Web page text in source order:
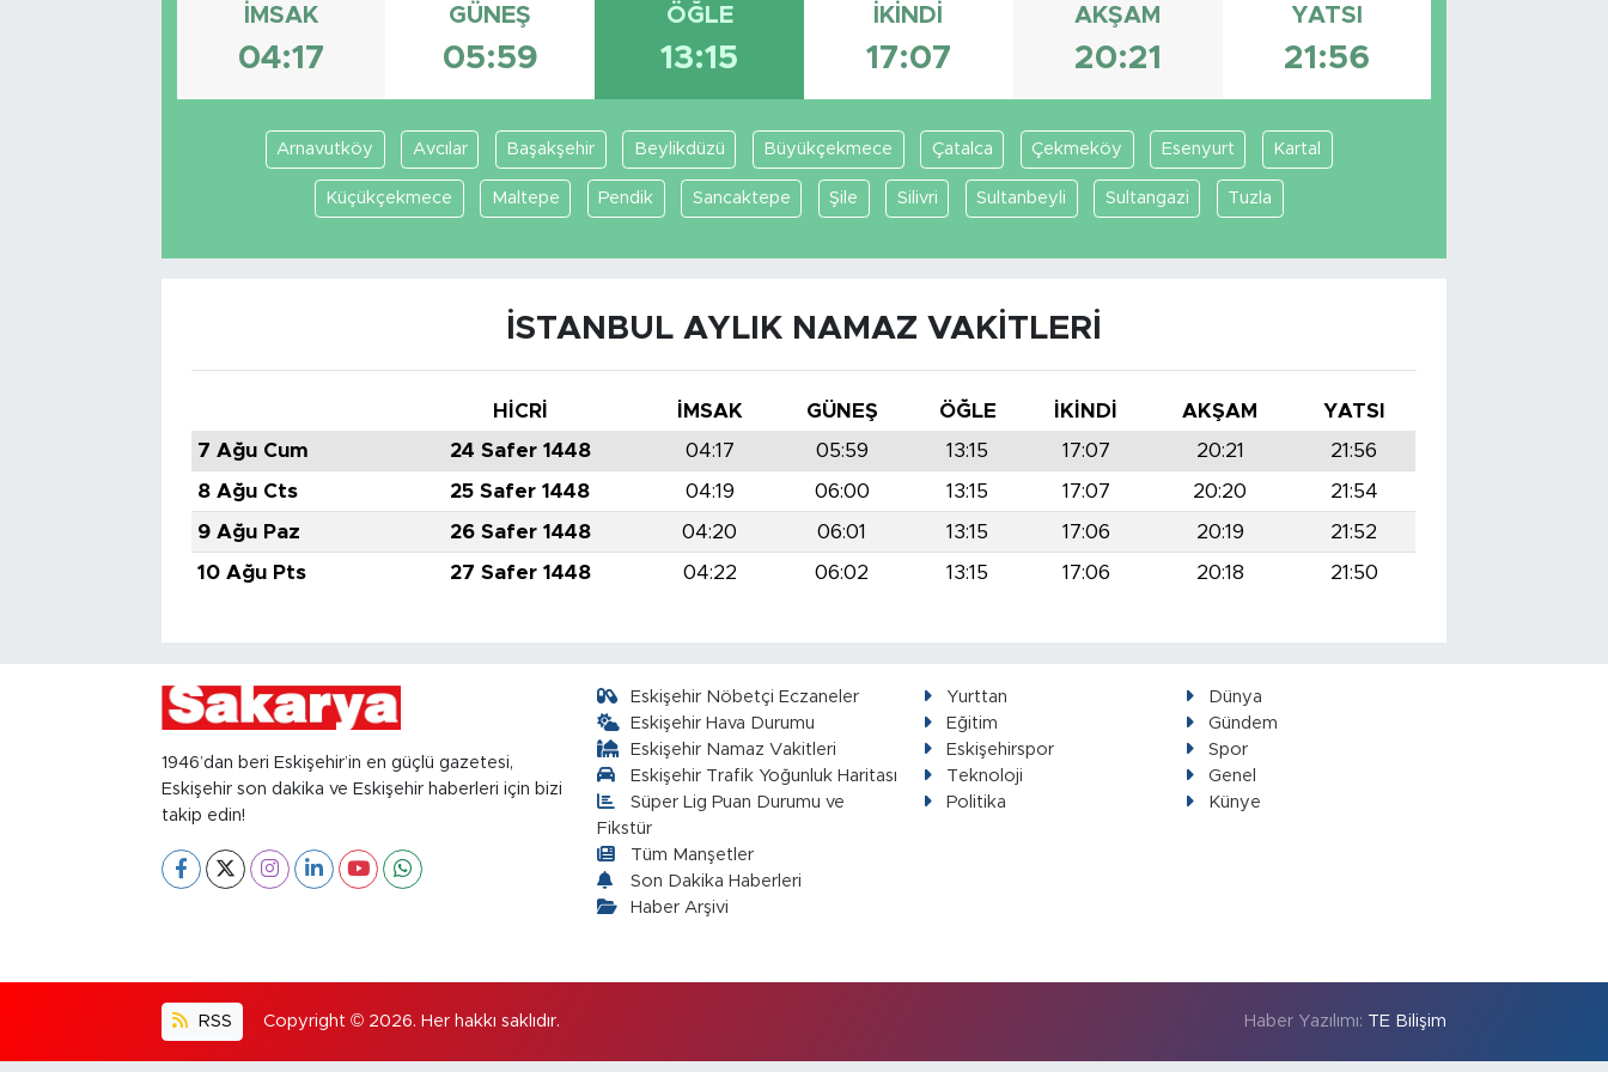
İMSAK
04:17
GÜNEŞ
05:59
ÖĞLE
13:15
İKINDI
17:07
AKŞAM
20:21
YATSI
21:56
Arnavutköy Avcılar Başakşehir Beylikdüzü Büyükçekmece Çatalca Çekmeköy Esenyurt Kartal
Küçükçekmece Maltepe Pendik Sancaktepe Şile Silivri Sultanbeyli Sultangazi Tuzla
İSTANBUL AYLIK NAMAZ VAKITLERI
HİCRİ İMSAK GÜNEŞ ÖĞLE İKINDI AKŞAM
YATSI
7 Ağu Cum
24 Safer 1448 04:17 05:59 13:15 17:07 20:21
21:56
8 Ağu Cts
25 Safer 1448 04:19 06:00 13:15 17:07 20:20
21:54
9 Ağu Paz
26 Safer 1448 04:20 06:01 13:15 17:06 20:19
21:52
10 Ağu Pts
27 Safer 1448 04:22 06:02 13:15 17:06 20:18 21:50
1946’dan beri Eskişehir’in en güçlü gazetesi,
Eskişehir son dakika ve Eskişehir haberleri için bizi
takip edin!
Eskişehir Nöbetçi Eczaneler
Eskişehir Hava Durumu
Eskişehir Namaz Vakitleri
Eskişehir Trafik Yoğunluk Haritası
Süper Lig Puan Durumu ve
Fikstür
Tüm Manşetler
Son Dakika Haberleri
Haber Arşivi
Yurttan
Dünya
Eğitim
Gündem
Eskişehirspor
Spor
Teknoloji
Genel
Politika
Künye
RSS Copyright © 2026. Her hakkı saklıdır. Haber Yazılımı: TE Bilişim
Resmi İlanlar